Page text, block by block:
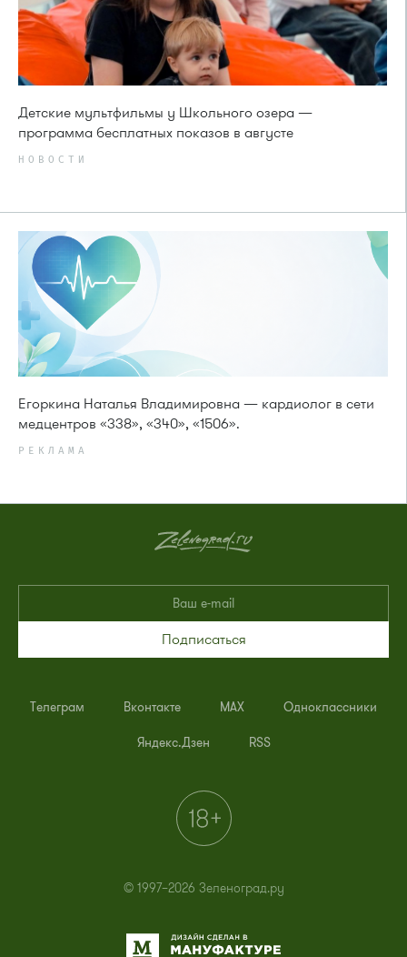
Детские мультфильмы у Школьного озера —
программа бесплатных показов в августе
НОВОСТИ
Егоркина Наталья Владимировна — кардиолог в сети
медцентров «338», «340», «1506».
РЕКЛАМА
Подписаться
Телеграм Вконтакте MAX Одноклассники
Яндекс.Дзен RSS
© 1997–2026 Зеленоград.ру